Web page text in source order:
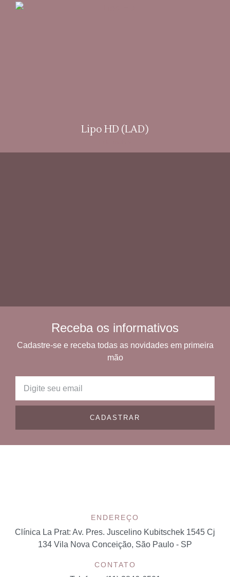
Lipo HD (LAD)
Receba os informativos
Cadastre-se e receba todas as novidades em primeira
mão
CADASTRAR
ENDEREÇO
Clínica La Prat: Av. Pres. Juscelino Kubitschek 1545 Cj
134 Vila Nova Conceição, São Paulo - SP
CONTATO